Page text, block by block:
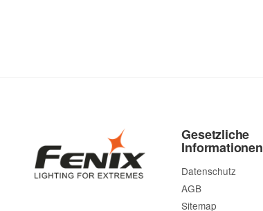
Gesetzliche
Informationen
Datenschutz
AGB
Sitemap